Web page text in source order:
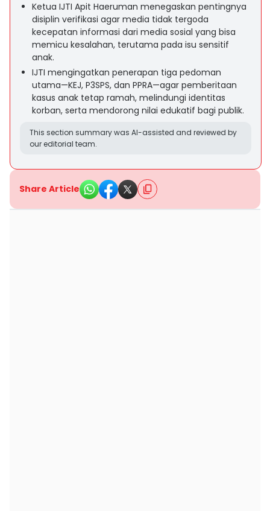
Ketua IJTI Apit Haeruman menegaskan pentingnya
disiplin verifikasi agar media tidak tergoda
kecepatan informasi dari media sosial yang bisa
memicu kesalahan, terutama pada isu sensitif
anak.
IJTI mengingatkan penerapan tiga pedoman
utama—KEJ, P3SPS, dan PPRA—agar pemberitaan
kasus anak tetap ramah, melindungi identitas
korban, serta mendorong nilai edukatif bagi publik.
This section summary was AI-assisted and reviewed by
our editorial team.
Share Article